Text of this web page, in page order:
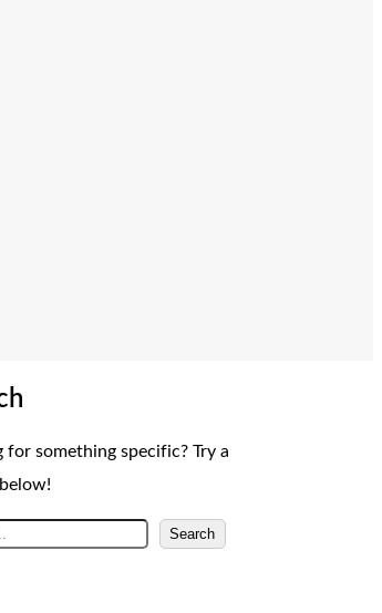
for something specific? Try a
Search